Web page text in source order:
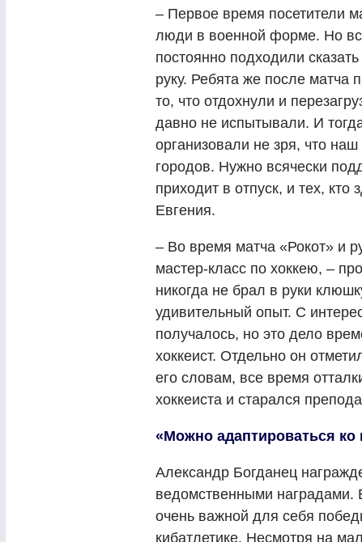
– Первое время посетители
люди в военной форме. Но
постоянно подходили
руку. Ребята же после матча
то, что отдохнули и
давно не испытывали. И
организовали не зря, что
городов. Нужно всячески
приходит в отпуск, и тех,
Евгения.
– Во время матча «Рокот» и
мастер-класс по хоккею, –
никогда не брал в руки
удивительный опыт. С
получалось, но это дело
хоккеист. Отдельно он
его словам, все время
хоккеиста и старался
«Можно адаптироваться ко
Александр Богданец
ведомственными наградами.
очень важной для себя
кибатлетике. Несмотря на